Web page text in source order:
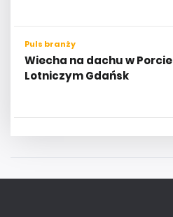
Puls branży
Wiecha na dachu w Porcie
Lotniczym Gdańsk